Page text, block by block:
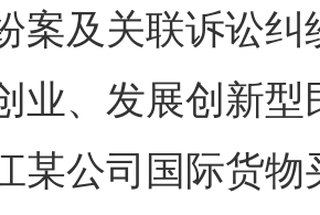
案及关联诉讼
业、发展创新
某公司国际货